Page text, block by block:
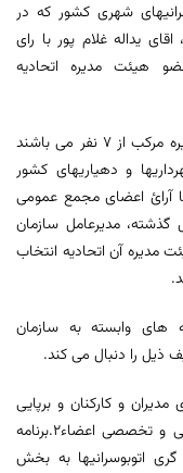
شهری کشور که در
یداله غلام پور با رای
هیئت مدیره اتحادیه
براساس اساسنامه این اتحادیه اعضاء هیئت مدیره مرکب از 7 نفر می باشند
و دهیاریهای کشور
که با آرائ اعضای مجمع عمومی
گردند. در این راستا در دوره 4 سال گذشته، مدیرعامل سازمان
مدیره آن اتحادیه انتخاب
های وابسته به سازمان
ذیل را دنبال می کند.
و کارکنان و برپایی
گردهمایی های ادواری بمنظور ارتقاء سطح علمی و تخصصی اعضاء۲.برنامه
اتوبوسرانیها به بخش